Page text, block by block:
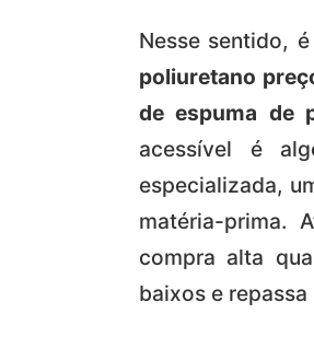
Nesse sentido,
poliuretano
de espuma de
acessível é
especializada,
matéria-prima.
compra alta
baixos e